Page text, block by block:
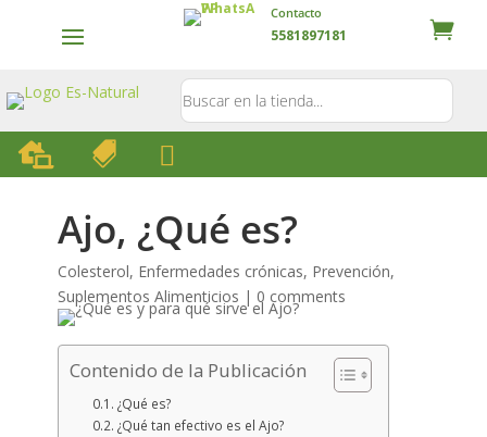
Contacto
5581897181
  
Ajo, ¿Qué es?
Colesterol, Enfermedades crónicas, Prevención,
Suplementos Alimenticios | 0 comments
Contenido de la Publicación
¿Qué es?
¿Qué tan efectivo es el Ajo?